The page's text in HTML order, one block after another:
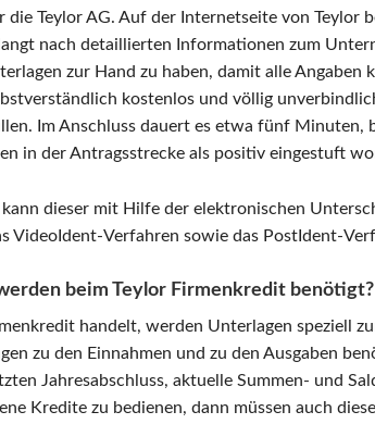
die Teylor AG. Auf der Internetseite von Teylor
nach detaillierten Informationen zum
zur Hand zu haben, damit alle
kostenlos und völlig
Im Anschluss dauert es etwa fünf Minuten,
in der Antragsstrecke als positiv eingestuft
kann dieser mit Hilfe der elektronischen
VideoIdent-Verfahren sowie das PostIdent-
beim Teylor Firmenkredit benötigt?
handelt, werden Unterlagen speziell
zu den Einnahmen und zu den Ausgaben
Jahresabschluss, aktuelle Summen- und
Kredite zu bedienen, dann müssen auch